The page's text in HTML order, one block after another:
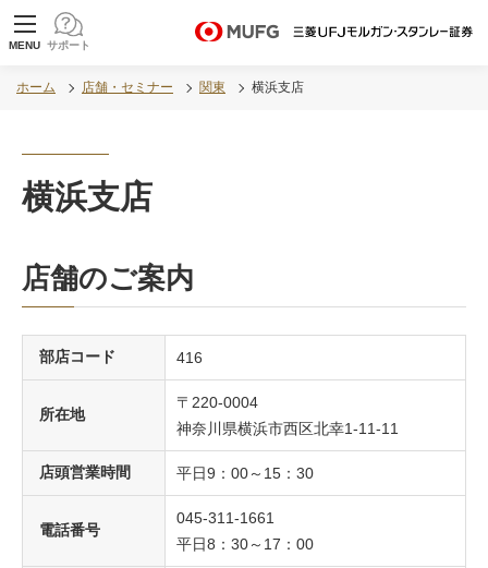
MUFG 世界が進むチカラになる。 三菱ＵＦＪモル
MENU サポート
ホーム 店舗・セミナー 関東 横浜支店
横浜支店
店舗のご案内
部店コード 416
所在地
〒220-0004
神奈川県横浜市西区北幸1-11-11
店頭営業時間 平日9：00～15：30
電話番号
045-311-1661
平日8：30～17：00